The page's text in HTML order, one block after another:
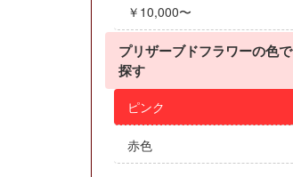
￥10,000〜
プリザーブドフラワーの色で
探す
ピンク
赤色